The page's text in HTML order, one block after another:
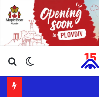
Търсене ...